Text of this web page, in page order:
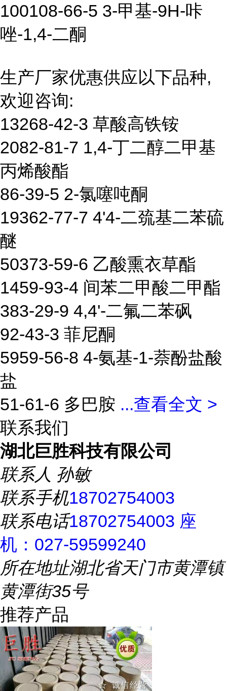
100108-66-5 3-甲基-9H-咔
唑-1,4-二酮
生产厂家优惠供应以下品种,
欢迎咨询:
13268-42-3 草酸高铁铵
2082-81-7 1,4-丁二醇二甲基
丙烯酸酯
86-39-5 2-氯噻吨酮
19362-77-7 4'4-二巯基二苯硫
醚
50373-59-6 乙酸熏衣草酯
1459-93-4 间苯二甲酸二甲酯
383-29-9 4,4'-二氟二苯砜
92-43-3 菲尼酮
5959-56-8 4-氨基-1-萘酚盐酸
盐
51-61-6 多巴胺 ...查看全文 >
联系我们
湖北巨胜科技有限公司
联系人 孙敏
联系手机18702754003
联系电话18702754003 座
机：027-59599240
所在地址湖北省天门市黄潭镇
黄潭街35号
推荐产品